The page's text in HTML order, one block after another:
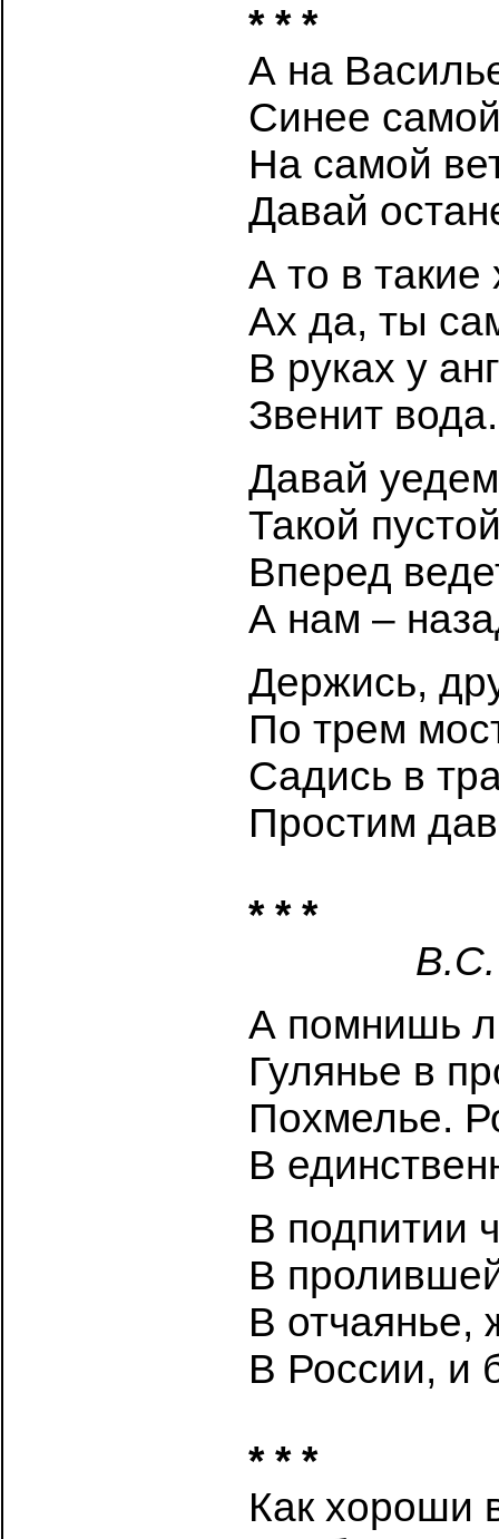
* * *
А на
Синее
На самой
Давай
А то в такие
Ах да, ты
В руках у
Звенит вода.
Давай
Такой
Вперед
А нам –
Держись,
По трем
Садись в
Простим
* * *
В.С.
А помнишь
Гулянье в
Похмелье.
В
В подпитии
В
В отчаянье,
В России, и
* * *
Как хороши